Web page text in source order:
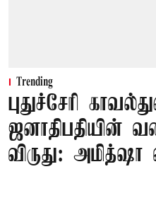
Trending
புதுச்சேரி
ஜனாதிபதியின்
விருது: அமித்ஷா